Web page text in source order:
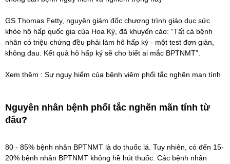
GS Thomas Fetty, nguyên giám đốc chương trình giáo dục sức
khỏe hô hấp quốc gia của Hoa Kỳ, đã khuyến cáo: “Tất cả bệnh
nhân có triệu chứng đều phải làm hô hấp ký - một test đơn giản,
không đau. Kết quả hô hấp ký sẽ cho biết ai mắc BPTNMT”.
Xem thêm : Sự nguy hiểm của bệnh viêm phổi tắc nghẽn mạn tính
Nguyên nhân bệnh phổi tắc nghẽn mãn tính từ
đâu?
80 - 85% bệnh nhân BPTNMT là do thuốc lá. Tuy nhiên, có đến 15-
20% bệnh nhân BPTNMT không hề hút thuốc. Các bệnh nhân